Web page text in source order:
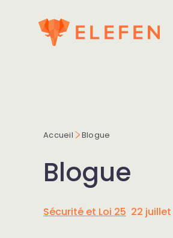
Accueil Blogue
Blogue
Sécurité et Loi 25 22